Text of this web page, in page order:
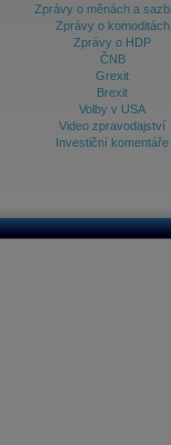
Archiv - Vývoj české koruny
Archiv analýz - Makroukazatele
Ceny průmyslových výrobců - Data a
Ceny průmyslových výrobců - Graf
Databanka - Akcie
Zprávy o měnách a
Zprávy o komoditách
Zprávy o HDP
ČNB
Grexit
Brexit
Volby v USA
Video zpravodajství
Investiční komentáře